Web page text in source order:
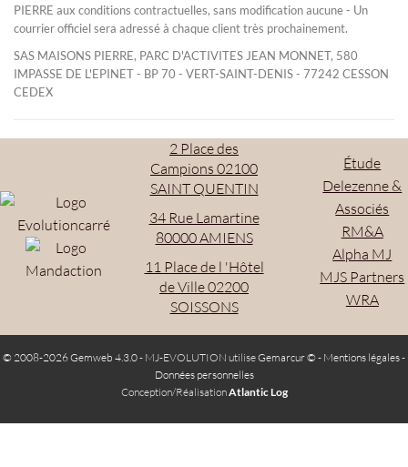
PIERRE aux conditions contractuelles, sans modification aucune - Un
courrier officiel sera adressé à chaque client très prochainement.
SAS MAISONS PIERRE, PARC D'ACTIVITES JEAN MONNET, 580
IMPASSE DE L'EPINET - BP 70 - VERT-SAINT-DENIS - 77242 CESSON
CEDEX
2 Place des
Campions 02100
SAINT QUENTIN
34 Rue Lamartine
80000 AMIENS
11 Place de l 'Hôtel
de Ville 02200
SOISSONS
Étude
Delezenne &
Associés
RM&A
Alpha MJ
MJS Partners
WRA
© 2008-2026 Gemweb 4.3.0- MJ-EVOLUTION utiliseGemarcur © - Mentions légales-
Données personnelles
Conception/RéalisationAtlantic Log